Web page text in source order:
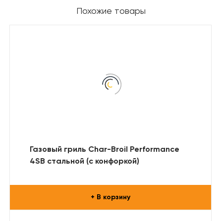
Похожие товары
Газовый гриль Char-Broil Performance
4SB стальной (с конфоркой)
+ В корзину